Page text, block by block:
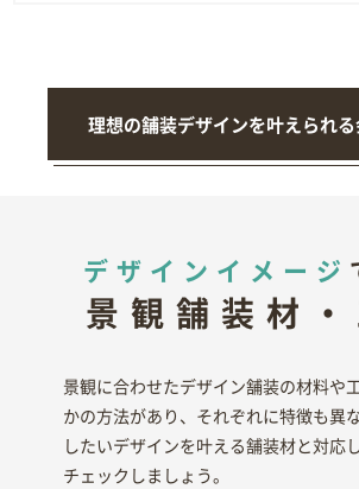
理想の舗装デザインを叶えられ
デザインイメージ
景観舗装材・
景観に合わせたデザイン舗装の材料や
かの方法があり、それぞれに特徴も異
したいデザインを叶える舗装材と対応
チェックしましょう。